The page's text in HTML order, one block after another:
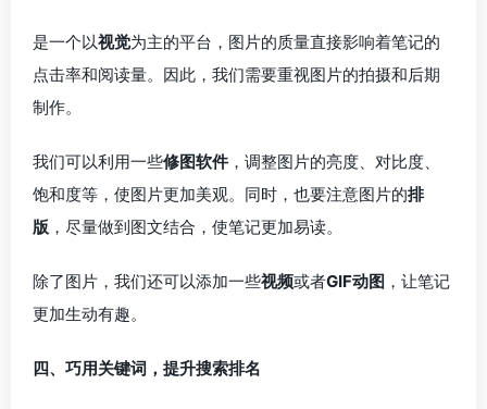
是一个以视觉为主的平台，图片的质量直接影响着笔记的
点击率和阅读量。因此，我们需要重视图片的拍摄和后期
制作。
我们可以利用一些修图软件，调整图片的亮度、对比度、
饱和度等，使图片更加美观。同时，也要注意图片的排
版 ，尽量做到图文结合，使笔记更加易读。
除了图片，我们还可以添加一些视频或者GIF动图 ，让笔记
更加生动有趣。
四、巧用关键词，提升搜索排名